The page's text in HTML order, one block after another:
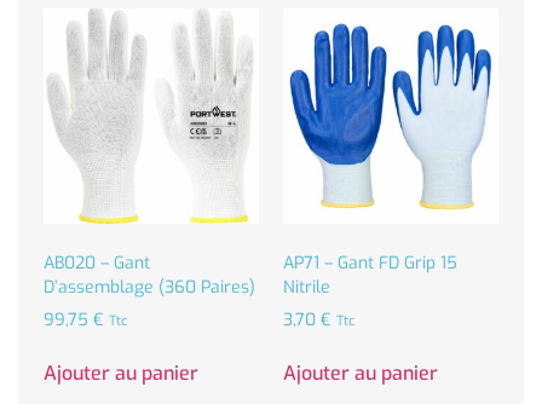
AB020 – Gant
D’assemblage (360 Paires)
99,75 € Ttc
Ajouter au panier
AP71 – Gant FD Grip 15
Nitrile
3,70 € Ttc
Ajouter au panier